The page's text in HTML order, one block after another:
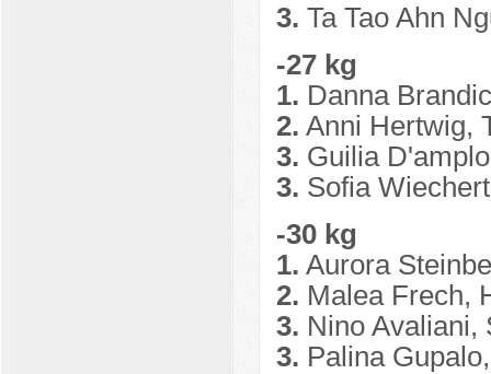
3. Ta Tao Ahn
-27 kg
1. Danna
2. Anni Hertwig,
3. Guilia
3. Sofia
-30 kg
1. Aurora
2. Malea Frech,
3. Nino Avaliani,
3. Palina